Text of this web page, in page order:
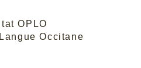
OPLO
Occitane